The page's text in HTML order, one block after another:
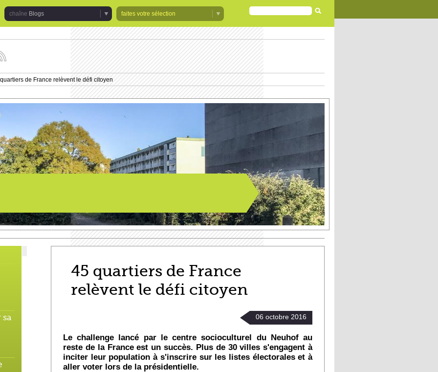
Blogs
faites votre sélection
FORMULAIRE
DE
RECHERCHE
de France relèvent le défi citoyen
sa
45 quartiers de France
relèvent le défi citoyen
06 octobre 2016
Le challenge lancé par le centre socioculturel du Neuhof au
reste de la France est un succès. Plus de 30 villes s'engagent à
inciter leur population à s'inscrire sur les listes électorales et à
aller voter lors de la présidentielle.